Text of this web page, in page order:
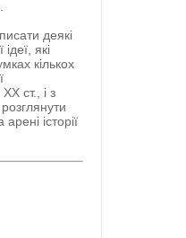
деякі
ідеї, які
кількох
ст., і з
історії